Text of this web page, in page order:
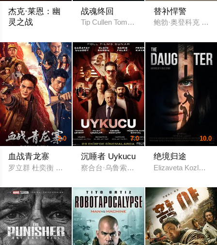
杰克·莱恩：幽
灵之战
战魂终回
Tip Cullen Tom Leigh Steven Blades Luke
替补悍警
鲍勃·奥登科克 琳
2.0
血战青龙寨
罗立群 杜奕衡 杜乐 沈芳熙 扬笑 顾问
7.0
沉睡者 Uykucu
察合台·乌鲁索伊 艾尔钦·桑古 坚吉兹.博
10.0
绝境归途
Elizaveta Kozlova